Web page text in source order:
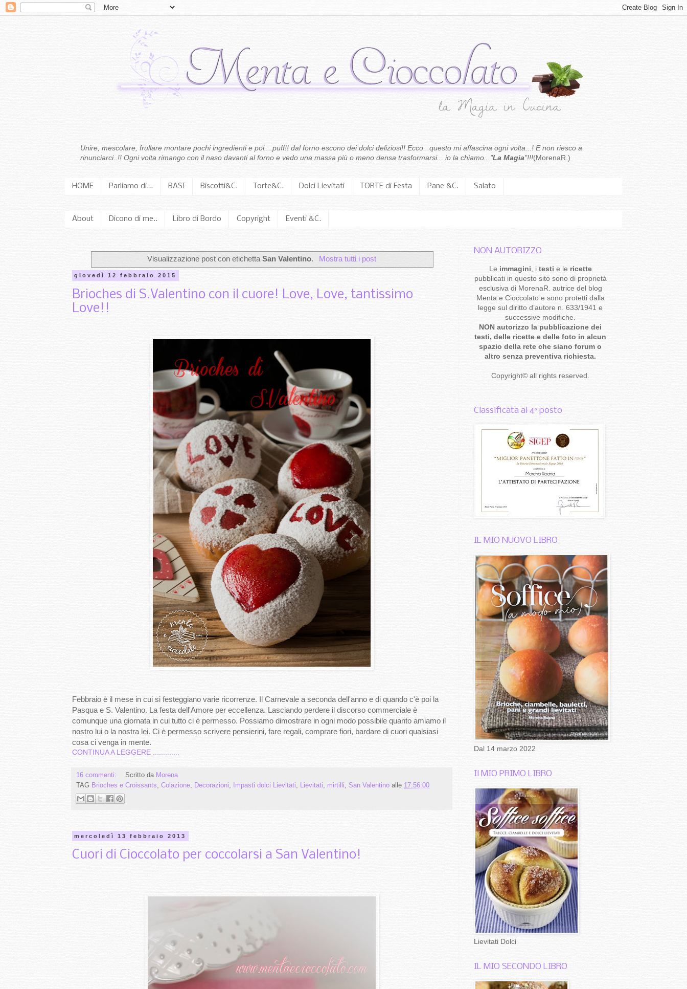
Unire, mescolare, frullare montare pochi ingredienti e poi....puff!! dal forno escono dei dolci deliziosi!! Ecco...questo mi affascina ogni volta...! E non riesco a
rinunciarci..!! Ogni volta rimango con il naso davanti al forno e vedo una massa più o meno densa trasformarsi... io la chiamo..."La Magia"!!!(MorenaR.)
HOME Parliamo di... BASI Biscotti&C. Torte&C. Dolci Lievitati TORTE di Festa Pane &C. Salato
About Dicono di me.. Libro di Bordo Copyright Eventi &C.
Visualizzazione post con etichettaSan Valentino. Mostra tutti i post
giovedì 12 febbraio 2015
Brioches di S.Valentino con il cuore! Love, Love, tantissimo
Love!!
Febbraio è il mese in cui si festeggiano varie ricorrenze. Il Carnevale a seconda dell'anno e di quando c'è poi la
Pasqua e S. Valentino. La festa dell'Amore per eccellenza. Lasciando perdere il discorso commerciale è
comunque una giornata in cui tutto ci è permesso. Possiamo dimostrare in ogni modo possibile quanto amiamo il
nostro lui o la nostra lei. Ci è permesso scrivere pensierini, fare regali, comprare fiori, bardare di cuori qualsiasi
cosa ci venga in mente.
CONTINUA A LEGGERE .............
16 commenti: Scritto da Morena
TAG Brioches e Croissants Colazione Decorazioni Impasti dolci Lievitati Lievitati mirtilli San Valentino alle 17:56:00
mercoledì 13 febbraio 2013
Cuori di Cioccolato per coccolarsi a San Valentino!
NON AUTORIZZO
Le immagini , i testi e le ricette
pubblicati in questo sito sono di proprietà
esclusiva di MorenaR. autrice del blog
Menta e Cioccolato e sono protetti dalla
legge sul diritto d’autore n. 633/1941 e
successive modifiche.
NON autorizzo la pubblicazione dei
testi, delle ricette e delle foto in alcun
spazio della rete che siano forum o
altro senza preventiva richiesta.
Copyright© all rights reserved
Classificata al 4° posto
IL MIO NUOVO LIBRO
Dal 14 marzo 2022
Il MIO PRIMO LIBRO
Lievitati Dolci
IL MIO SECONDO LIBRO